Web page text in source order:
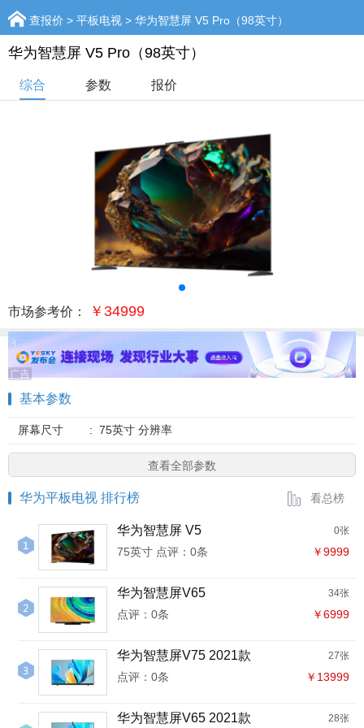
查报价 > 平板电视 > 华为智慧屏 V5 Pro（98英寸）
华为智慧屏 V5 Pro（98英寸）
综合 参数 报价
市场参考价： ￥34999
基本参数
屏幕尺寸 : 75英寸 分辨率
查看全部参数
华为平板电视 排行榜 看总榜
华为智慧屏 V5 0张
75英寸 点评：0条 ￥9999
华为智慧屏V65 34张
点评：0条 ￥6999
华为智慧屏V75 2021款 27张
点评：0条 ￥13999
华为智慧屏V65 2021款 28张